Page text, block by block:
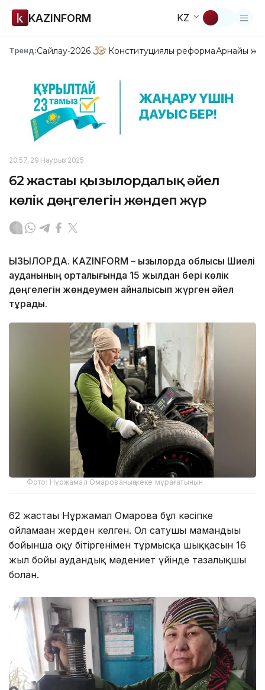
KAZINFORM KZ
Тренд:Сайлау-2026 Конституциялық реформаАрнайы
20:57, 29 Наурыз 2025
62 жастағы қызылордалық әйел
көлік дөңгелегін жөндеп жүр
ҚЫЗЫЛОРДА. KAZINFORM – Қызылорда облысы Шиелі
ауданының орталығында 15 жылдан бері көлік
дөңгелегін жөндеумен айналысып жүрген әйел
тұрады.
Фото: Нұржамал Омарованың жеке мұрағатынын
62 жастағы Нұржамал Омарова бұл кәсіпке
ойламаған жерден келген. Ол сатушы мамандығы
бойынша оқу бітіргенімен тұрмысқа шыққасын 16
жыл бойы аудандық мәдениет үйінде тазалықшы
болған.